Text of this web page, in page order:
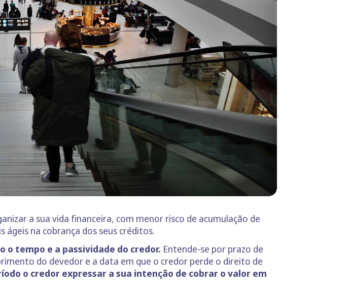
a sua vida financeira, com menor risco de acumulação de
na cobrança dos seus créditos.
tempo e a passividade do credor. Entende-se por prazo de
do devedor e a data em que o credor perde o direito de
o credor expressar a sua intenção de cobrar o valor em